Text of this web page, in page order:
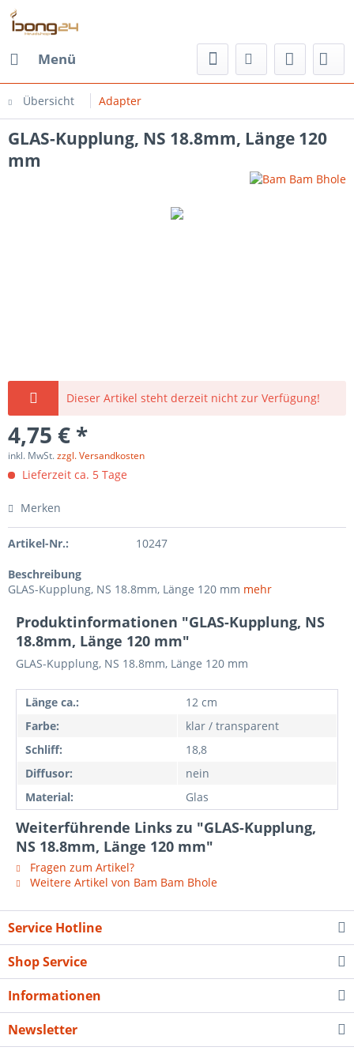
Menü
Übersicht Adapter
GLAS-Kupplung, NS 18.8mm, Länge 120
mm
Dieser Artikel steht derzeit nicht zur Verfügung!
4,75 € *
inkl. MwSt.zzgl. Versandkosten
Lieferzeit ca. 5 Tage
Merken
Artikel-Nr.: 10247
Beschreibung
GLAS-Kupplung, NS 18.8mm, Länge 120 mm mehr
Produktinformationen "GLAS-Kupplung, NS
18.8mm, Länge 120 mm"
GLAS-Kupplung, NS 18.8mm, Länge 120 mm
Länge ca.:
12 cm
Farbe:
klar / transparent
Schliff:
18,8
Diffusor:
nein
Material:
Glas
Weiterführende Links zu "GLAS-Kupplung,
NS 18.8mm, Länge 120 mm"
Fragen zum Artikel?
Weitere Artikel von Bam Bam Bhole
Service Hotline
Shop Service
Informationen
Newsletter